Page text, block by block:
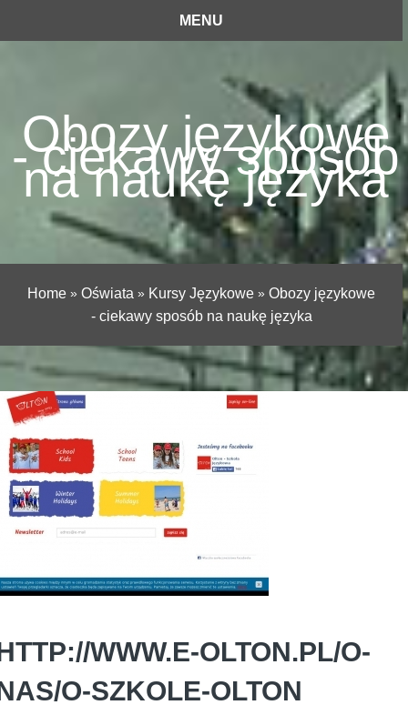
MENU
Obozy językowe
- ciekawy sposób
na naukę języka
Home » Oświata » Kursy Językowe » Obozy językowe
- ciekawy sposób na naukę języka
WWW.E-OLTON.PL/O-
O-SZKOLE-OLTON